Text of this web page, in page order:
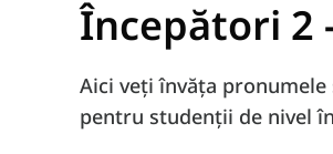
Începători 2
Aici veți învăța
pentru studenții de nivel